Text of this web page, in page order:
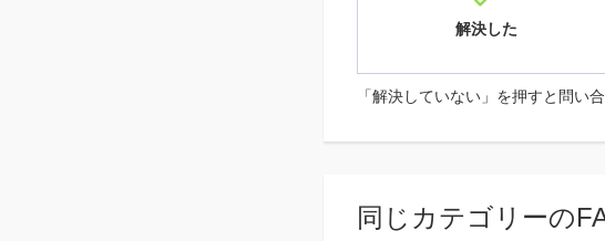
解決した
「解決していない」を押すと問い
同じカテゴリーの